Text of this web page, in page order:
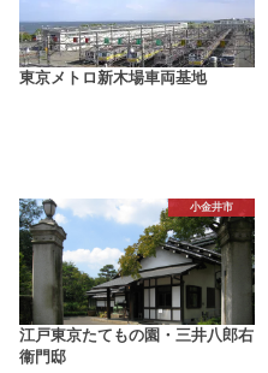
東京メトロ新木場車両基地
小金井市
江戸東京たてもの園・三井八郎右
衞門邸